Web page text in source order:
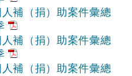
補（捐）助案件彙總
補（捐）助案件彙總
補（捐）助案件彙總